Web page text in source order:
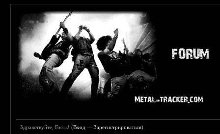
Здравствуйте, Гость! (Вход —Зарегистрироваться)